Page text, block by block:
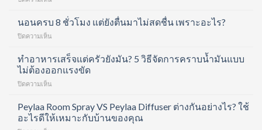
ลา
ช็อต
ข้อ
และ
หนึ่ง
เดียว
ครบ
ทุก
ขั้น
ด้วย
Hair
Routine
ทำได้
เอง
นอนครบ 8 ชั่วโมง แต่ยังตื่นมาไม่สดชื่น เพราะอะไร?
ปิดความเห็น
8
ชั่วโมง
แต่
ตื่น
มา
ทำอาหารเสร็จแต่ครัวยังมัน? 5 วิธีจัดการคราบน้ำมันแบบ
ไม่ต้องออกแรงขัด
ปิดความเห็น
เสร็จ
แต่
Peylaa Room Spray VS Peylaa Diffuser ต่างกันอย่างไร? ใช้
อะไรดีให้เหมาะกับบ้านของคุณ